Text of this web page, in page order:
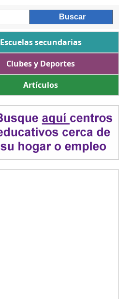
Escuelas secundarias
Clubes y Deportes
Artículos